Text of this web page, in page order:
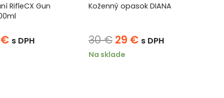
RifleCX Gun
€Aktuálna
s DPH
Koženný opasok DIANA
30€ Pôvodná
cena
29 €Aktuálna
s DPH
Na sklade